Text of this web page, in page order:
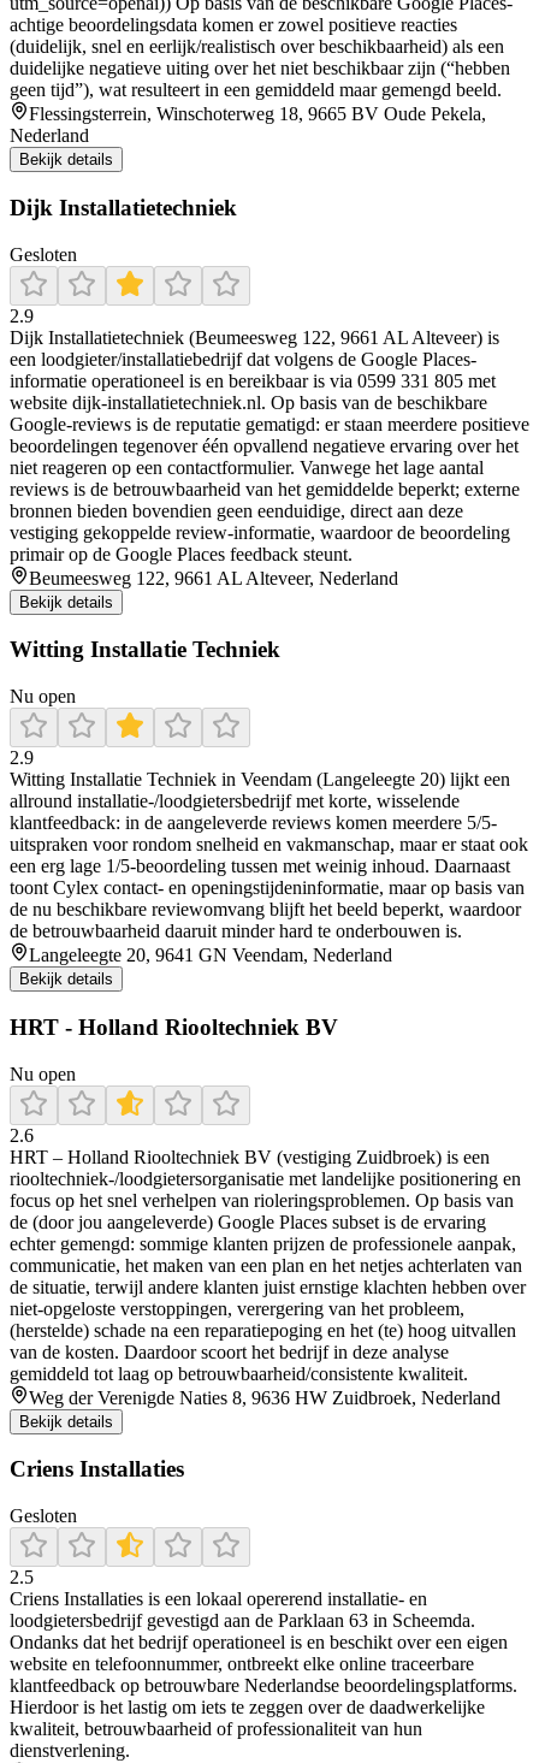
achtige beoordelingsdata komen er zowel positieve reacties
(duidelijk, snel en eerlijk/realistisch over beschikbaarheid) als een
duidelijke negatieve uiting over het niet beschikbaar zijn (“hebben
geen tijd”), wat resulteert in een gemiddeld maar gemengd beeld.
Flessingsterrein, Winschoterweg 18, 9665 BV Oude Pekela,
Nederland
Bekijk details
Dijk Installatietechniek
Gesloten
2.9
Dijk Installatietechniek (Beumeesweg 122, 9661 AL Alteveer) is
een loodgieter/installatiebedrijf dat volgens de Google Places-
informatie operationeel is en bereikbaar is via 0599 331 805 met
website dijk-installatietechniek.nl. Op basis van de beschikbare
Google-reviews is de reputatie gematigd: er staan meerdere positieve
beoordelingen tegenover één opvallend negatieve ervaring over het
niet reageren op een contactformulier. Vanwege het lage aantal
reviews is de betrouwbaarheid van het gemiddelde beperkt; externe
bronnen bieden bovendien geen eenduidige, direct aan deze
vestiging gekoppelde review-informatie, waardoor de beoordeling
primair op de Google Places feedback steunt.
Beumeesweg 122, 9661 AL Alteveer, Nederland
Bekijk details
Witting Installatie Techniek
Nu open
2.9
Witting Installatie Techniek in Veendam (Langeleegte 20) lijkt een
allround installatie-/loodgietersbedrijf met korte, wisselende
klantfeedback: in de aangeleverde reviews komen meerdere 5/5-
uitspraken voor rondom snelheid en vakmanschap, maar er staat ook
een erg lage 1/5-beoordeling tussen met weinig inhoud. Daarnaast
toont Cylex contact- en openingstijdeninformatie, maar op basis van
de nu beschikbare reviewomvang blijft het beeld beperkt, waardoor
de betrouwbaarheid daaruit minder hard te onderbouwen is.
Langeleegte 20, 9641 GN Veendam, Nederland
Bekijk details
HRT - Holland Riooltechniek BV
Nu open
2.6
HRT – Holland Riooltechniek BV (vestiging Zuidbroek) is een
riooltechniek-/loodgietersorganisatie met landelijke positionering en
focus op het snel verhelpen van rioleringsproblemen. Op basis van
de (door jou aangeleverde) Google Places subset is de ervaring
echter gemengd: sommige klanten prijzen de professionele aanpak,
communicatie, het maken van een plan en het netjes achterlaten van
de situatie, terwijl andere klanten juist ernstige klachten hebben over
niet-opgeloste verstoppingen, verergering van het probleem,
(herstelde) schade na een reparatiepoging en het (te) hoog uitvallen
van de kosten. Daardoor scoort het bedrijf in deze analyse
gemiddeld tot laag op betrouwbaarheid/consistente kwaliteit.
Weg der Verenigde Naties 8, 9636 HW Zuidbroek, Nederland
Bekijk details
Criens Installaties
Gesloten
2.5
Criens Installaties is een lokaal opererend installatie- en
loodgietersbedrijf gevestigd aan de Parklaan 63 in Scheemda.
Ondanks dat het bedrijf operationeel is en beschikt over een eigen
website en telefoonnummer, ontbreekt elke online traceerbare
klantfeedback op betrouwbare Nederlandse beoordelingsplatforms.
Hierdoor is het lastig om iets te zeggen over de daadwerkelijke
kwaliteit, betrouwbaarheid of professionaliteit van hun
dienstverlening.